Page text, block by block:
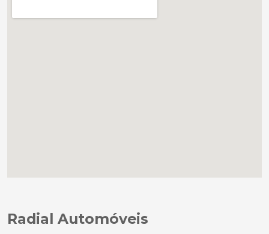
Radial Automóveis